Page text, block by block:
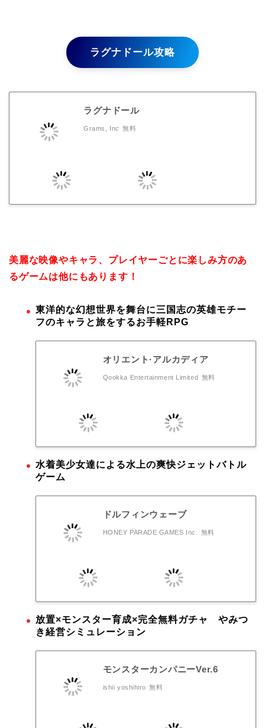
ラグナドール攻略
ラグナドール
Grams, Inc 無料
美麗な映像やキャラ、プレイヤーごとに楽しみ方のあ
るゲームは他にもあります！
東洋的な幻想世界を舞台に三国志の英雄モチー
フのキャラと旅をするお手軽RPG
オリエント·アルカディア
Qookka Entertainment Limited 無料
水着美少女達による水上の爽快ジェットバトル
ゲーム
ドルフィンウェーブ
HONEY PARADE GAMES Inc. 無料
放置×モンスター育成×完全無料ガチャ やみつ
き経営シミュレーション
モンスターカンパニーVer.6
ishii yoshihiro 無料